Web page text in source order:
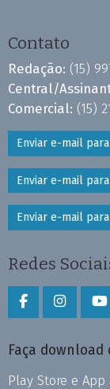
Contato
Redação: (15)
Central/
Comercial: (15)
Enviar e-mail
Enviar e-mail
Enviar e-mail
Redes
Faça
Play Store e App